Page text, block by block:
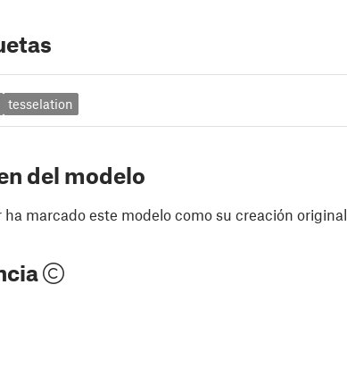
tesselation
del modelo
ha marcado este modelo como su creación original.